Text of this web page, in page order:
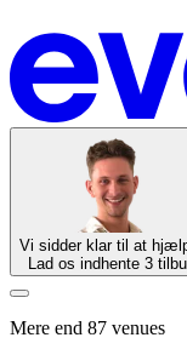
Vi sidder klar til at
Lad os indhente 3
Mere end 87 venues